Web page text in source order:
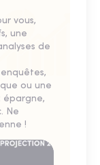
vous,
une
de
ou une
épargne,
Ne
!